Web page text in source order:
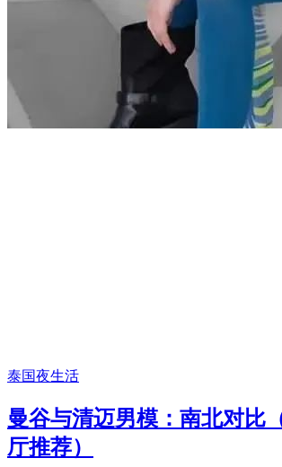
泰国夜生活
曼谷与清迈男模：南北对比
厅推荐）